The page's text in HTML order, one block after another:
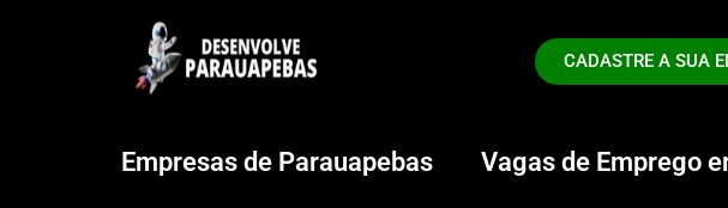
CADASTRE A SUA
Empresas de Parauapebas Vagas de Emprego